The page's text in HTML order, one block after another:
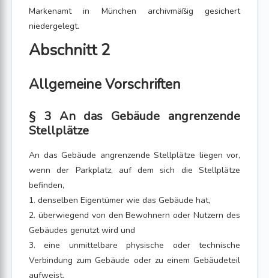
Markenamt in München archivmäßig gesichert
niedergelegt.
Abschnitt 2
Allgemeine Vorschriften
§ 3 An das Gebäude angrenzende
Stellplätze
An das Gebäude angrenzende Stellplätze liegen vor,
wenn der Parkplatz, auf dem sich die Stellplätze
befinden,
1. denselben Eigentümer wie das Gebäude hat,
2. überwiegend von den Bewohnern oder Nutzern des
Gebäudes genutzt wird und
3. eine unmittelbare physische oder technische
Verbindung zum Gebäude oder zu einem Gebäudeteil
aufweist.